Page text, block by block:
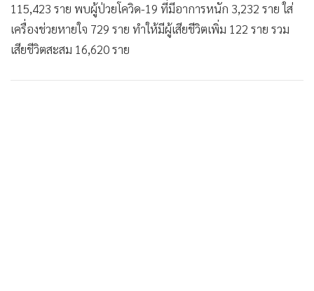
SMEs
• หุ้น
115,423 ราย พบผู้ป่วยโควิด-19 ที่มีอาการหนัก 3,232 ราย ใส่
เครื่องช่วยหายใจ 729 ราย ทำให้มีผู้เสียชีวิตเพิ่ม 122 ราย รวม
เสียชีวิตสะสม 16,620 ราย